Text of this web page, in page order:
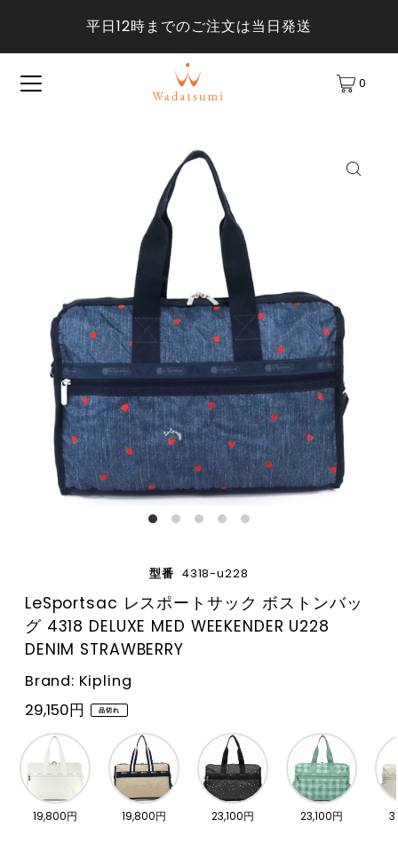
平日12時までのご注文は当日発送
0
型番 4318-u228
LeSportsac レスポートサック ボストンバッ
グ 4318 DELUXE MED WEEKENDER U228
DENIM STRAWBERRY
Brand: Kipling
29,150円 品切れ
19,800円 19,800円 23,100円 23,100円